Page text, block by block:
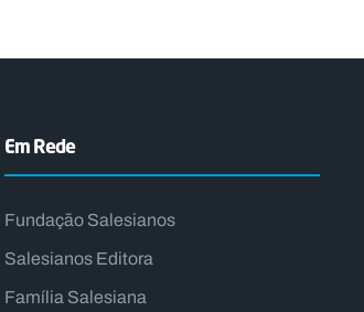
Em Rede
Fundação Salesianos
Salesianos Editora
Família Salesiana